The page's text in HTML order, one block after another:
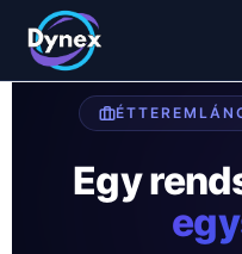
Egy